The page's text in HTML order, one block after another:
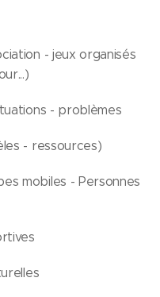
- jeux organisés
- problèmes
- ressources)
mobiles - Personnes